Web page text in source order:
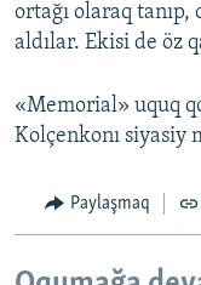
ortağı olaraq tanıp,
aldılar. Ekisi de öz
«Memorial» uquq
Kolçenkonı siyasiy
Paylaşmaq